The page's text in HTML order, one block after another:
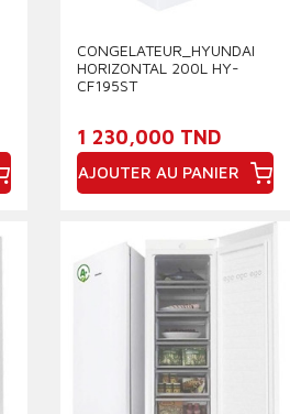
CONGELATEUR_HYUNDAI
HORIZONTAL 200L HY-
CF195ST
1 230,000 TND
AJOUTER AU PANIER